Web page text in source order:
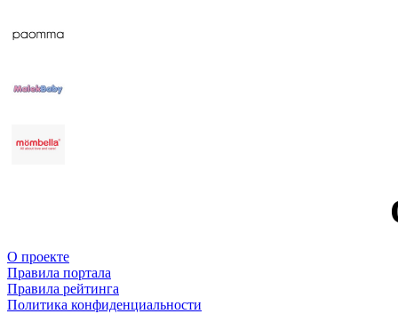
О проекте
Правила портала
Правила рейтинга
Политика конфиденциальности